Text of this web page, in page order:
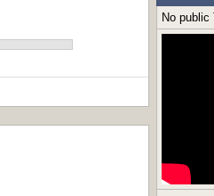
No public